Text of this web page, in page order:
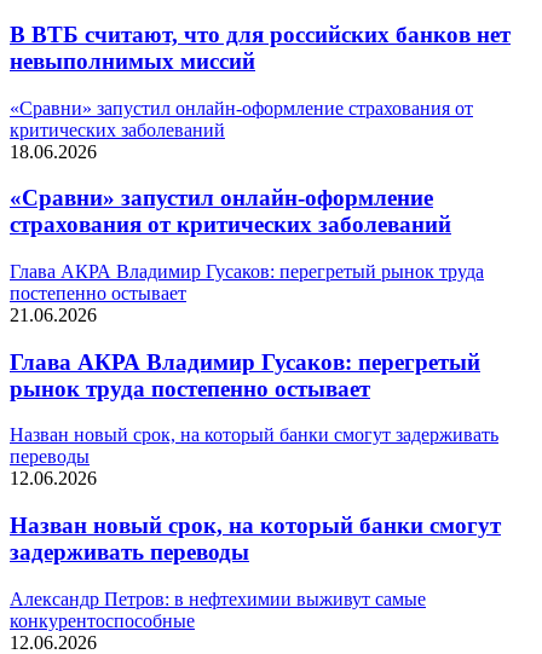
В ВТБ считают, что для российских банков нет
невыполнимых миссий
«Сравни» запустил онлайн-оформление страхования от
критических заболеваний
18.06.2026
«Сравни» запустил онлайн-оформление
страхования от критических заболеваний
Глава АКРА Владимир Гусаков: перегретый рынок труда
постепенно остывает
21.06.2026
Глава АКРА Владимир Гусаков: перегретый
рынок труда постепенно остывает
Назван новый срок, на который банки смогут задерживать
переводы
12.06.2026
Назван новый срок, на который банки смогут
задерживать переводы
Александр Петров: в нефтехимии выживут самые
конкурентоспособные
12.06.2026